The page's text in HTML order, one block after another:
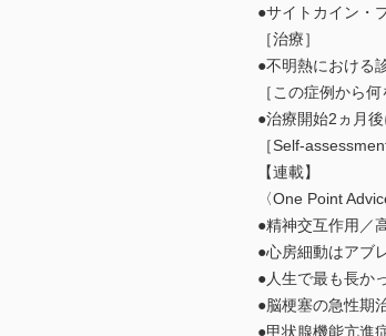
●サイトカイン・
［治療］
●不明熱における
［この症例から何
●治療開始2ヵ月
［Self-
【連載】
〈One Point
●精神交互作用／
●心房細動はアブ
●人生で最も長か
●脳梗塞の急性期
●甲状腺機能亢進